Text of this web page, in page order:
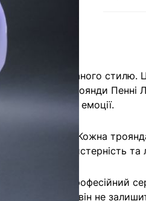
тепла і вишуканого
Троянди
і глибокі емоції.
Кожна
вкладають майстерність
але й професійний
Пенні Лейн — він не